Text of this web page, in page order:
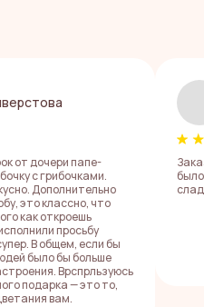
от дочери папе-
с грибочками.
Дополнительно
это классно, что
как откроешь
просьбу
В общем, если бы
было бы больше
Врспрльзуюсь
подарка — это то,
вам.
новых